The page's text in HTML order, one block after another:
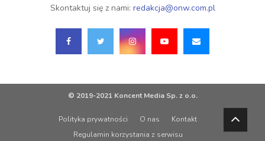
Skontaktuj się z nami: redakcja@onw.com.pl
© 2019-2021 Koncent Media Sp. z o.o.
Polityka prywatności O nas
Kontakt
Regulamin korzystania z serwisu